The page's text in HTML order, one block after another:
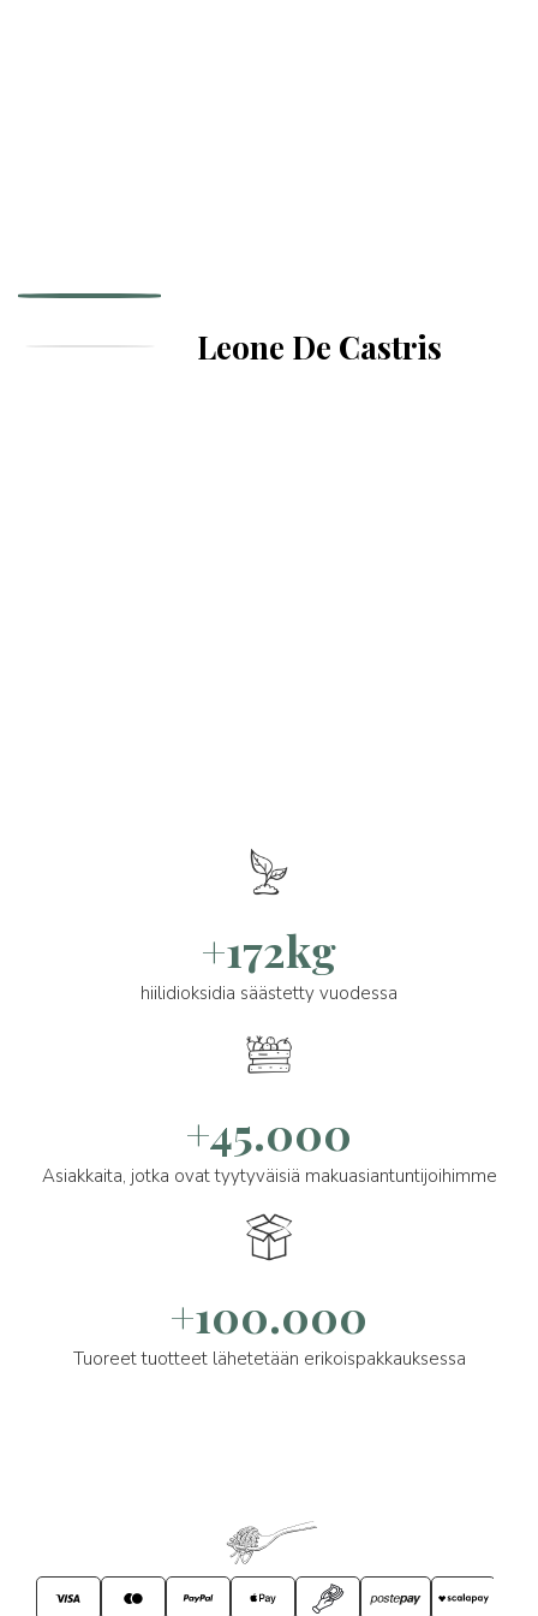
Leone De Castris
+172kg
hiilidioksidia säästetty vuodessa
+45.000
Asiakkaita, jotka ovat tyytyväisiä makuasiantuntijoihimme
+100.000
Tuoreet tuotteet lähetetään erikoispakkauksessa